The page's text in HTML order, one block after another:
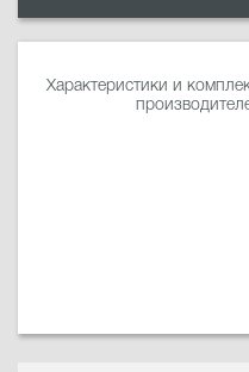
Характеристики и